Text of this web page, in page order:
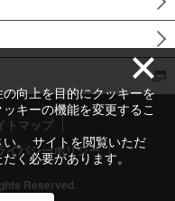
向上を目的にクッキーを
キーの機能を変更するこ
。 サイトを閲覧いただ
く必要があります。
トマップ
イバシーポリシー
Reserved.